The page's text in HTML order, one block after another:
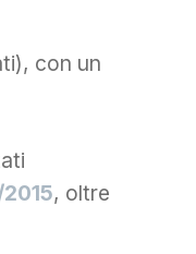
con un
, oltre